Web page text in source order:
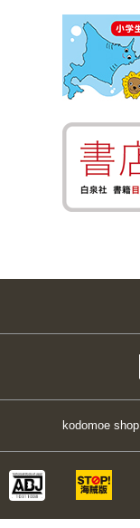
kodomoe shop